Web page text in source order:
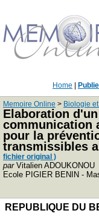
Home
Memoire Online > Biologie
Elaboration
communication
pour la
transmissibles
fichier original )
parVitalien ADOUKONOU
Ecole PIGIER BENIN -
REPUBLIQUE DU